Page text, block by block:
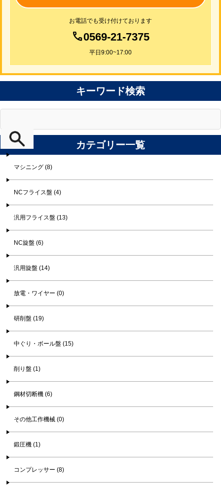
お電話でも受け付けております
0569-21-7375
平日9:00~17:00
キーワード検索
カテゴリー一覧
マシニング (8)
NCフライス盤 (4)
汎用フライス盤 (13)
NC旋盤 (6)
汎用旋盤 (14)
放電・ワイヤー (0)
研削盤 (19)
中ぐり・ボール盤 (15)
削り盤 (1)
鋼材切断機 (6)
その他工作機械 (0)
鍛圧機 (1)
コンプレッサー (8)